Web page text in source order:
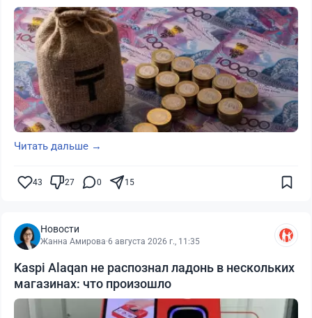
Читать дальше →
43 27 0 15
Новости
Жанна Амирова·6 августа 2026 г., 11:35
Kaspi Alaqan не распознал ладонь в нескольких
магазинах: что произошло